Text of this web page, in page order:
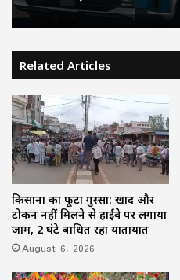
Related Articles
किसानों का फूटा गुस्सा: खाद और
टोकन नहीं मिलने से हाईवे पर लगाया
जाम, 2 घंटे बाधित रहा यातायात
August 6, 2026